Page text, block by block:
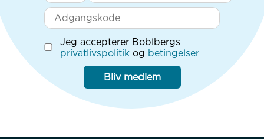
Jeg accepterer Boblbergs
privatlivspolitik og betingelser
Bliv medlem